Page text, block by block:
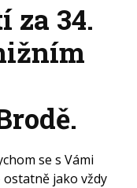
za 34.
se s Vámi
jako vždy